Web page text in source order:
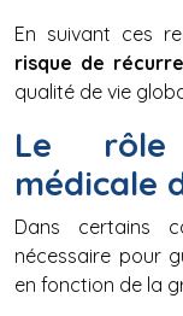
En suivant ces
risque de
qualité de vie
Le rôle
médicale
Dans certains
nécessaire pour
en fonction de la